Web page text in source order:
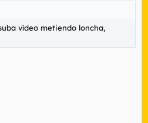
vídeo metiendo loncha,